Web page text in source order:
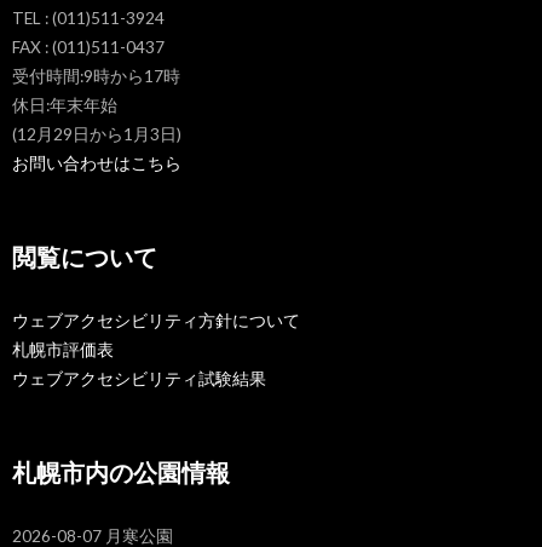
TEL : (011)511-3924
FAX : (011)511-0437
受付時間:9時から17時
休日:年末年始
(12月29日から1月3日)
お問い合わせはこちら
閲覧について
ウェブアクセシビリティ方針について
札幌市評価表
ウェブアクセシビリティ試験結果
札幌市内の公園情報
2026-08-07 月寒公園